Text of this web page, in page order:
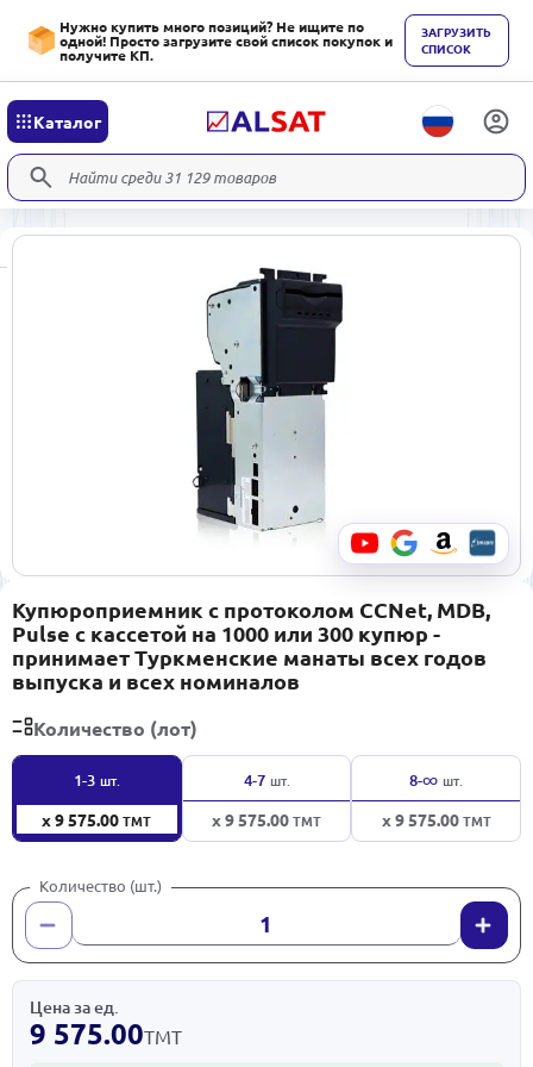
Нужно купить много позиций? Не ищите по
одной! Просто загрузите свой список покупок и
получите КП.
ЗАГРУЗИТЬ
СПИСОК
Каталог
Купюроприемник с протоколом ССNet, MDB,
Pulse с кассетой на 1000 или 300 купюр -
принимает Туркменские манаты всех годов
выпуска и всех номиналов
Количество (лот)
1-3 шт.
x 9 575.00ТМТ
4-7 шт.
x 9 575.00ТМТ
8-∞ шт.
x 9 575.00ТМТ
Количество (шт.)
Цена за ед.
9 575.00ТМТ